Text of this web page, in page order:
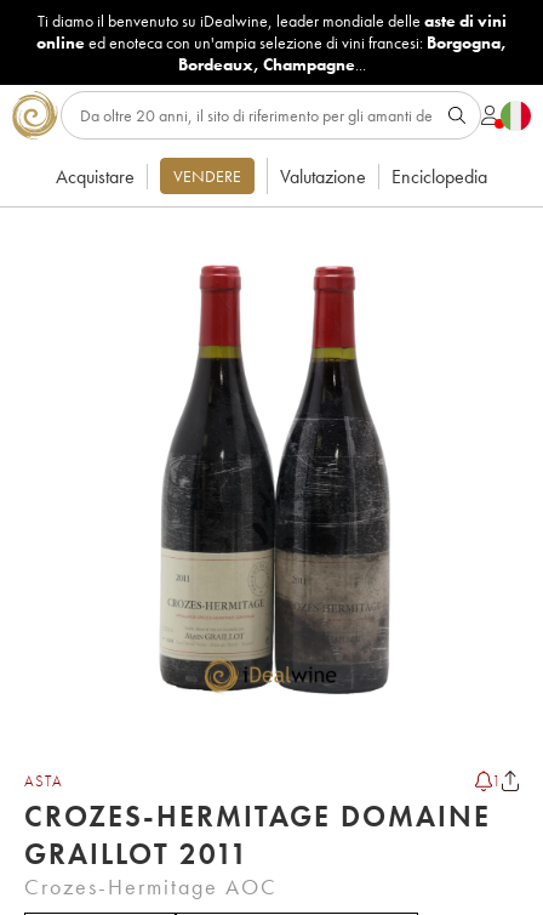
Ti diamo il benvenuto su iDealwine, leader mondiale delle aste di vini
onlineed enoteca con un'ampia selezione di vini francesi: Borgogna,
Bordeaux, Champagne...
Acquistare VENDERE Valutazione Enciclopedia
ASTA 1
CROZES-HERMITAGE DOMAINE
GRAILLOT 2011
Crozes-Hermitage AOC